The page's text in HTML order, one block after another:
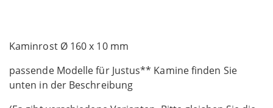
Kaminrost Ø 160 x 10 mm
passende Modelle für Justus** Kamine finden Sie
unten in der Beschreibung
gallery
to
beginning
of